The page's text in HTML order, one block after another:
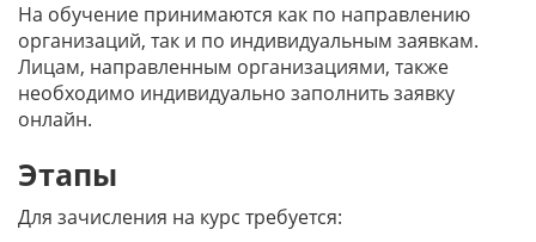
На обучение принимаются как по направлению
организаций, так и по индивидуальным заявкам.
Лицам, направленным организациями, также
необходимо индивидуально заполнить заявку
онлайн.
Этапы
Для зачисления на курс требуется: